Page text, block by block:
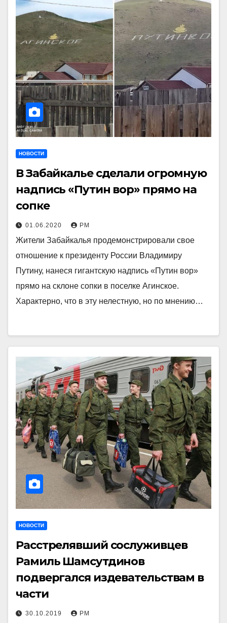
НОВОСТИ
В Забайкалье сделали огромную
надпись «Путин вор» прямо на
сопке
01.06.2020 РМ
Жители Забайкалья продемонстрировали свое
отношение к президенту России Владимиру
Путину, нанеся гигантскую надпись «Путин вор»
прямо на склоне сопки в поселке Агинское.
Характерно, что в эту нелестную, но по мнению…
НОВОСТИ
Расстрелявший сослуживцев
Рамиль Шамсутдинов
подвергался издевательствам в
части
30.10.2019 РМ